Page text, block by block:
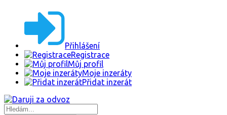
Přihlášení
Registrace
Můj profil
Moje inzeráty
Přidat inzerát